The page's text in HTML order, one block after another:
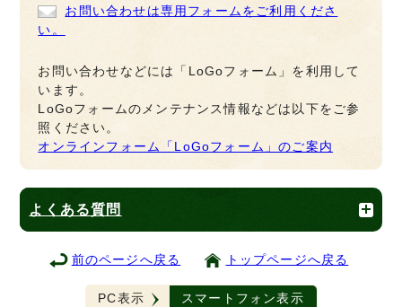
お問い合わせは専用フォームをご利用くださ
い。
お問い合わせなどには「LoGoフォーム」を利用して
います。
LoGoフォームのメンテナンス情報などは以下をご参
照ください。
オンラインフォーム「LoGoフォーム」のご案内
よくある質問
前のページへ戻る トップページへ戻る
PC表示 スマートフォン表示